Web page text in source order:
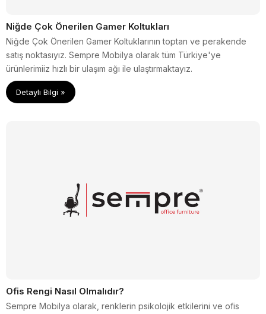
Niğde Çok Önerilen Gamer Koltukları
Niğde Çok Önerilen Gamer Koltuklarının toptan ve perakende
satış noktasıyız. Sempre Mobilya olarak tüm Türkiye'ye
ürünlerimiiz hızlı bir ulaşım ağı ile ulaştırmaktayız.
Detaylı Bilgi »
Ofis Rengi Nasıl Olmalıdır?
Sempre Mobilya olarak, renklerin psikolojik etkilerini ve ofis